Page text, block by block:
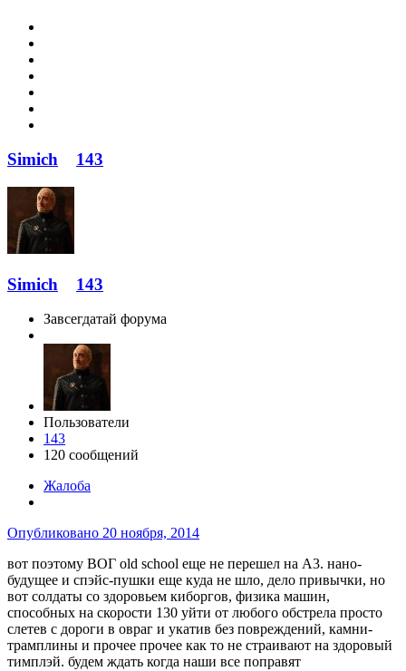
Simich 143
Simich 143
Завсегдатай форума
Пользователи
143
120 сообщений
Жалоба
Опубликовано 20 ноября, 2014
вот поэтому ВОГ old school еще не перешел на А3. нано-
будущее и спэйс-пушки еще куда не шло, дело привычки, но
вот солдаты со здоровьем киборгов, физика машин,
способных на скорости 130 уйти от любого обстрела просто
слетев с дороги в овраг и укатив без повреждений, камни-
трамплины и прочее прочее как то не страивают на здоровый
тимплэй. будем ждать когда наши все поправят